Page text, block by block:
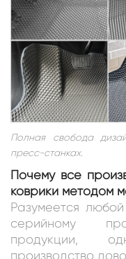
Полная свобода
пресс-станках.
Почему все
коврики методом
Разумеется
серийному
продукции,
производство